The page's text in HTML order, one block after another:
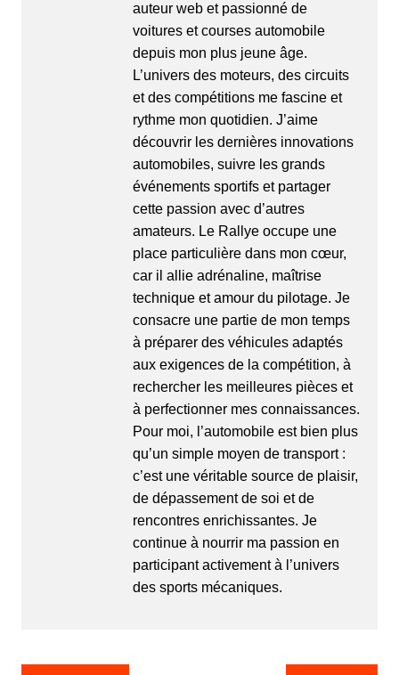
auteur web et passionné de
voitures et courses automobile
depuis mon plus jeune âge.
L’univers des moteurs, des circuits
et des compétitions me fascine et
rythme mon quotidien. J’aime
découvrir les dernières innovations
automobiles, suivre les grands
événements sportifs et partager
cette passion avec d’autres
amateurs. Le Rallyeoccupe une
place particulière dans mon cœur,
car il allie adrénaline, maîtrise
technique et amour du pilotage. Je
consacre une partie de mon temps
à préparer des véhicules adaptés
aux exigences de la compétition, à
rechercher les meilleures pièces et
à perfectionner mes connaissances.
Pour moi, l’automobile est bien plus
qu’un simple moyen de transport :
c’est une véritable source de plaisir,
de dépassement de soi et de
rencontres enrichissantes. Je
continue à nourrir ma passion en
participant activement à l’univers
des sports mécaniques.